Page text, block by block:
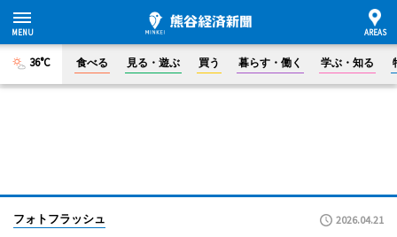
36°C 食べる 見る・遊ぶ 買う 暮らす・働く 学ぶ・知る
フォトフラッシュ 2026.04.21